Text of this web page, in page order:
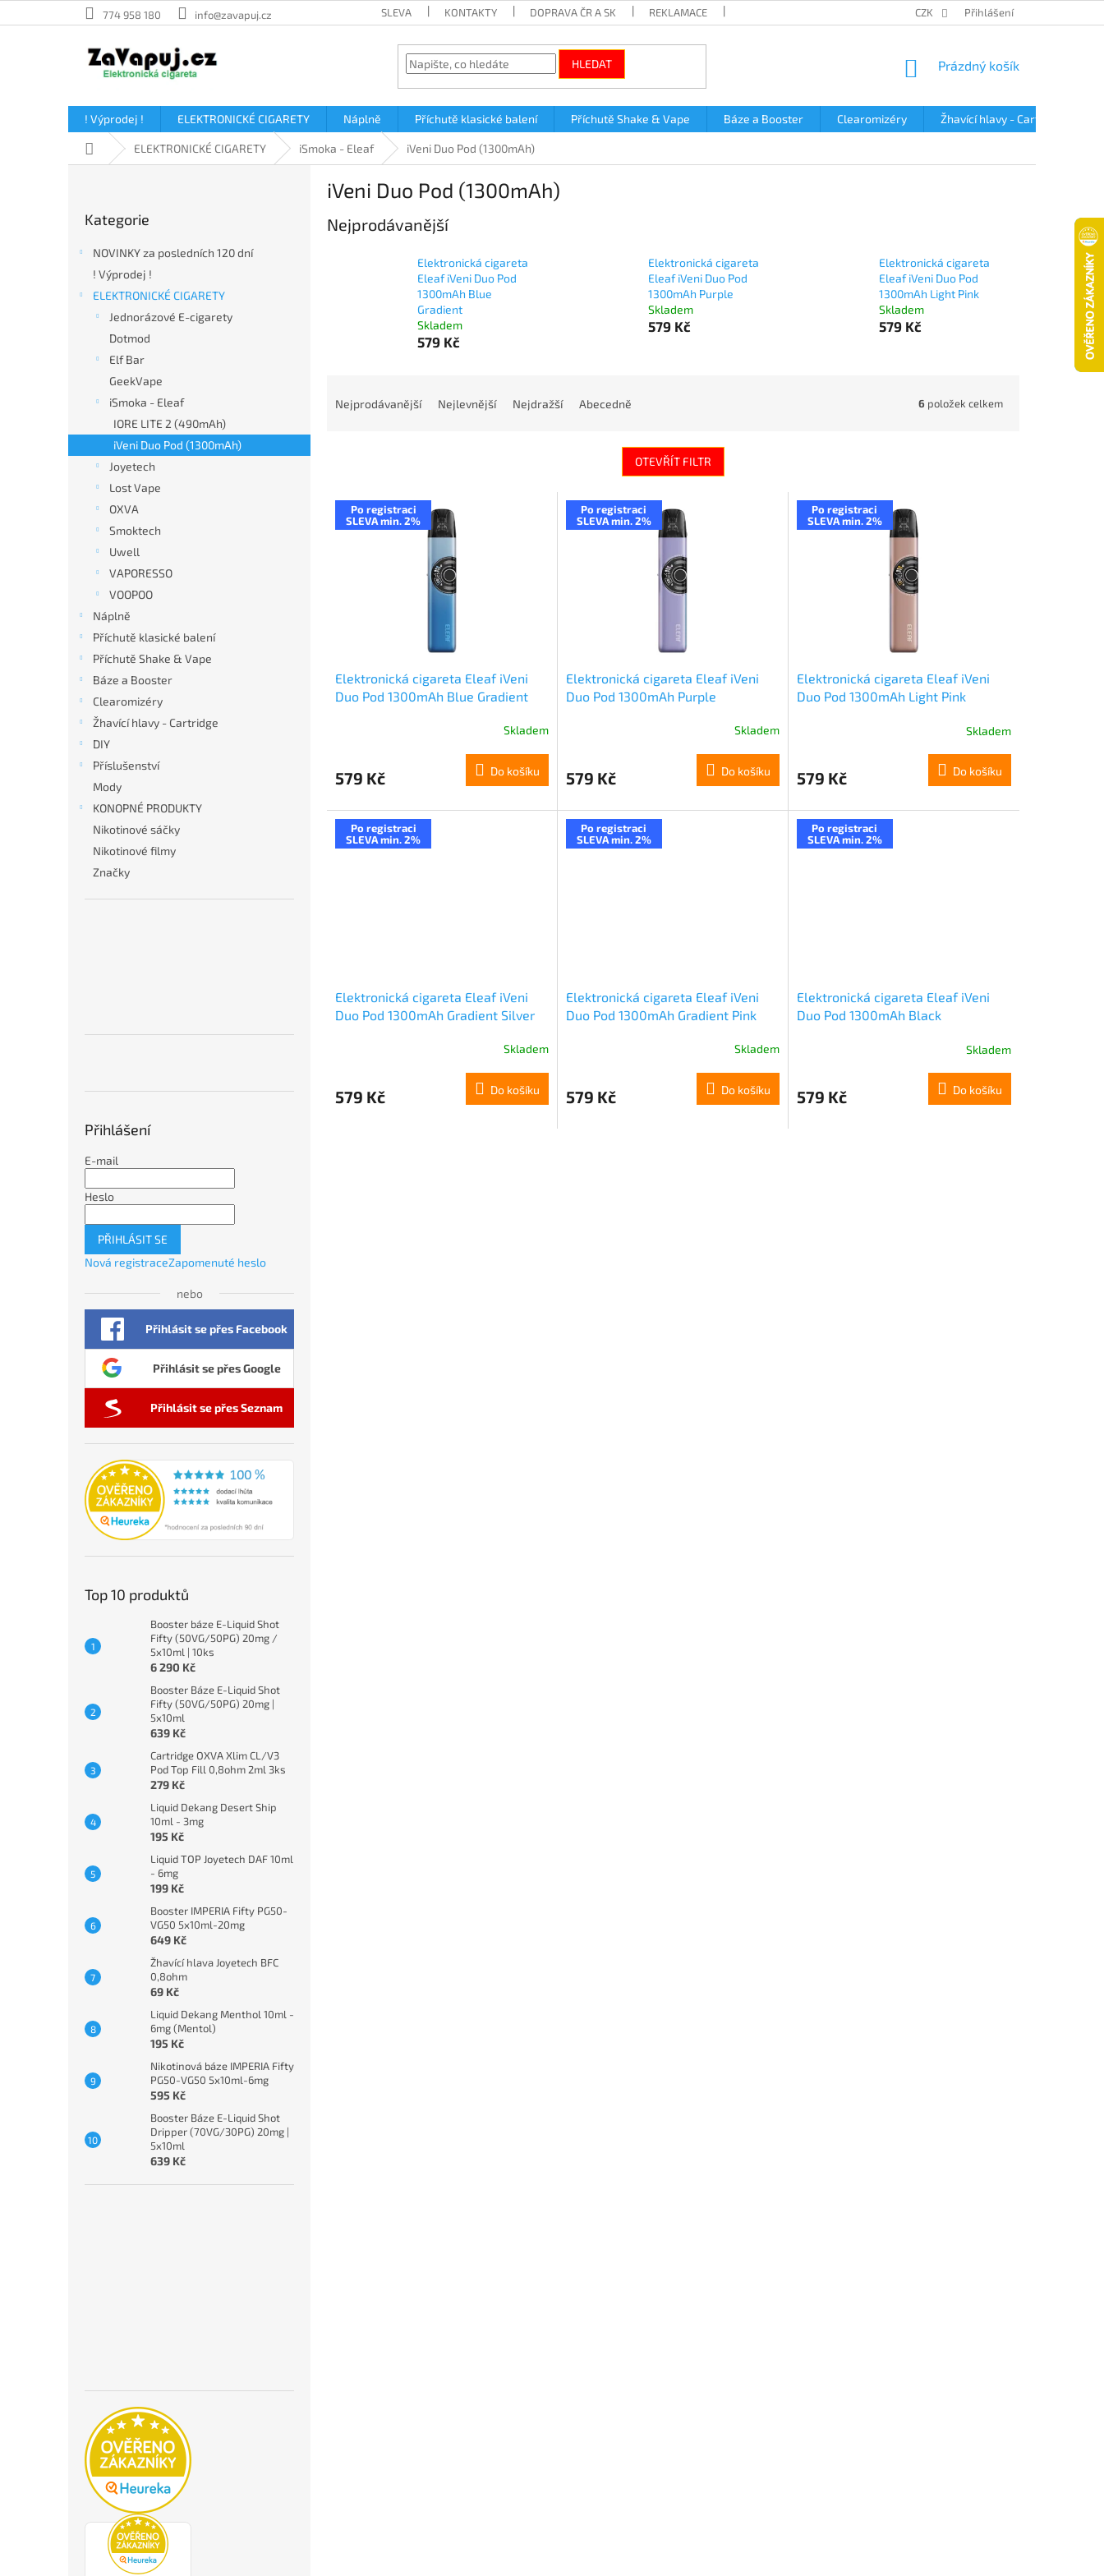
na
774 958 180 info@zavapuj.cz SLEVA KONTAKTY DOPRAVA ČR A SK REKLAMACE PODMÍNKY OCHRANY OSOBNÍCH ÚDAJŮ
CZK Přihlášení
HLEDAT
NÁKUPNÍ
Prázdný košík
! Výprodej ! ELEKTRONICKÉ CIGARETY Náplně Příchutě klasické balení Příchutě Shake & Vape Báze a Booster Clearomizéry Žhavící hlavy - Cartridge
Domů ELEKTRONICKÉ CIGARETY iSmoka - Eleaf iVeni Duo Pod (1300mAh)
kategorie
Kategorie
NOVINKY za posledních 120 dní
! Výprodej !
ELEKTRONICKÉ CIGARETY
Jednorázové E-cigarety
Dotmod
Elf Bar
GeekVape
iSmoka - Eleaf
IORE LITE 2 (490mAh)
iVeni Duo Pod (1300mAh)
Joyetech
Lost Vape
OXVA
Smoktech
Uwell
VAPORESSO
VOOPOO
Náplně
Příchutě klasické balení
Příchutě Shake & Vape
Báze a Booster
Clearomizéry
Žhavící hlavy - Cartridge
DIY
Příslušenství
Mody
KONOPNÉ PRODUKTY
Nikotinové sáčky
Nikotinové filmy
Značky
Přihlášení
E-mail
Heslo
PŘIHLÁSIT SE
Nová registraceZapomenuté heslo
nebo
Přihlásit se přes Facebook
Přihlásit se přes Google
Přihlásit se přes Seznam
Top 10 produktů
Booster báze E-Liquid Shot
Fifty (50VG/50PG) 20mg /
5x10ml | 10ks
6 290 Kč
Booster Báze E-Liquid Shot
Fifty (50VG/50PG) 20mg |
5x10ml
639 Kč
Cartridge OXVA Xlim CL/V3
Pod Top Fill 0,8ohm 2ml 3ks
279 Kč
Liquid Dekang Desert Ship
10ml - 3mg
195 Kč
Liquid TOP Joyetech DAF 10ml
- 6mg
199 Kč
Booster IMPERIA Fifty PG50-
VG50 5x10ml-20mg
649 Kč
Žhavící hlava Joyetech BFC
0,8ohm
69 Kč
Liquid Dekang Menthol 10ml -
6mg (Mentol)
195 Kč
Nikotinová báze IMPERIA Fifty
PG50-VG50 5x10ml-6mg
595 Kč
Booster Báze E-Liquid Shot
Dripper (70VG/30PG) 20mg |
5x10ml
639 Kč
iVeni Duo Pod (1300mAh)
Nejprodávanější
Elektronická cigareta
Eleaf iVeni Duo Pod
1300mAh Blue
Gradient
Skladem
579 Kč
Elektronická cigareta
Eleaf iVeni Duo Pod
1300mAh Purple
Skladem
579 Kč
Elektronická cigareta
Eleaf iVeni Duo Pod
1300mAh Light Pink
Skladem
579 Kč
Nejprodávanější Nejlevnější Nejdražší Abecedně 6 položek celkem
OTEVŘÍT FILTR
V
p
Po registraci
SLEVA min. 2%
Elektronická cigareta Eleaf iVeni
Duo Pod 1300mAh Blue Gradient
Skladem
579 Kč Do košíku
Po registraci
SLEVA min. 2%
Elektronická cigareta Eleaf iVeni
Duo Pod 1300mAh Purple
Skladem
579 Kč Do košíku
Po registraci
SLEVA min. 2%
Elektronická cigareta Eleaf iVeni
Duo Pod 1300mAh Light Pink
Skladem
579 Kč Do košíku
Po registraci
SLEVA min. 2%
Elektronická cigareta Eleaf iVeni
Duo Pod 1300mAh Gradient Silver
Skladem
579 Kč Do košíku
Po registraci
SLEVA min. 2%
Elektronická cigareta Eleaf iVeni
Duo Pod 1300mAh Gradient Pink
Skladem
579 Kč Do košíku
Po registraci
SLEVA min. 2%
Elektronická cigareta Eleaf iVeni
Duo Pod 1300mAh Black
Skladem
579 Kč Do košíku